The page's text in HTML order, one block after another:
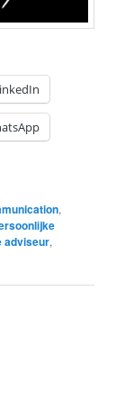
,
adviseur,